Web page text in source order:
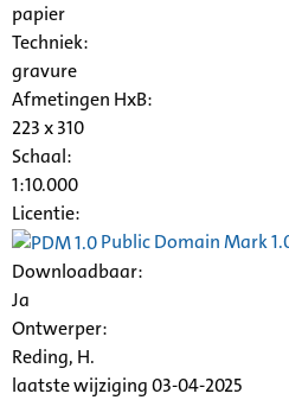
papier
Techniek:
gravure
Afmetingen HxB:
223 x 310
Schaal:
1:10.000
Licentie:
Public Domain Mark
Downloadbaar:
Ja
Ontwerper:
Reding, H.
laatste wijziging 03-04-2025